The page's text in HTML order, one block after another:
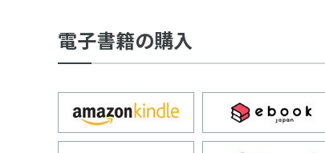
電子書籍の購入